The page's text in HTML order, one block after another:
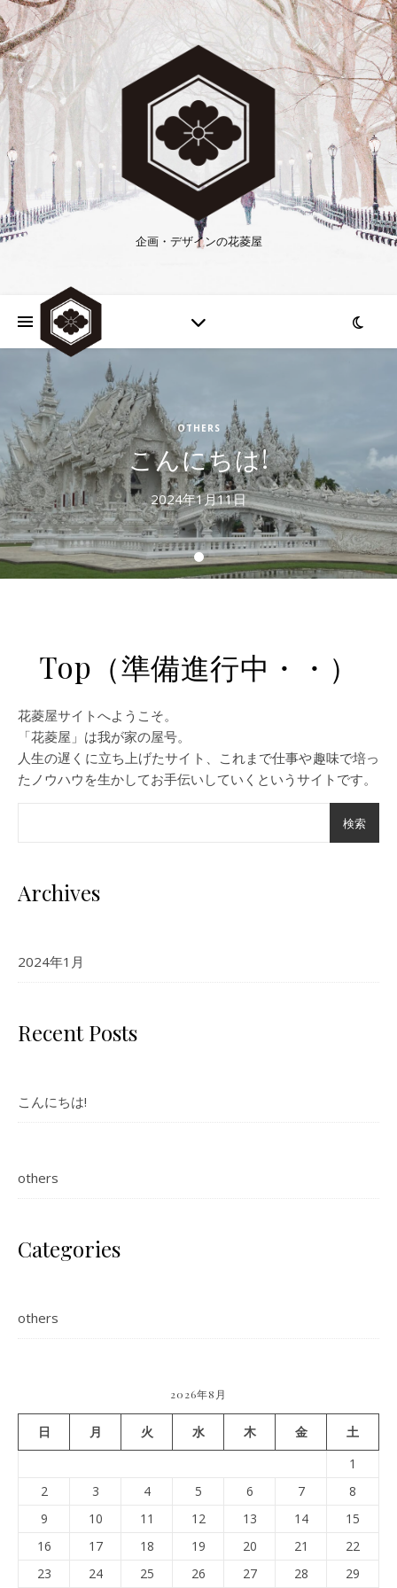
企画・デザインの花菱屋
OTHERS
こんにちは!
2024年1月11日
Top（準備進行中・・）
花菱屋サイトへようこそ。
「花菱屋」は我が家の屋号。
人生の遅くに立ち上げたサイト、これまで仕事や趣味で培っ
たノウハウを生かしてお手伝いしていくというサイトです。
検索
Archives
2024年1月
Recent Posts
こんにちは!
others
Categories
others
2026年8月
日 月 火 水 木 金
土
1
2
3 4 5 6 7
8
9
10 11 12 13 14
15
16
17 18 19 20 21
22
23
24 25 26 27 28 29